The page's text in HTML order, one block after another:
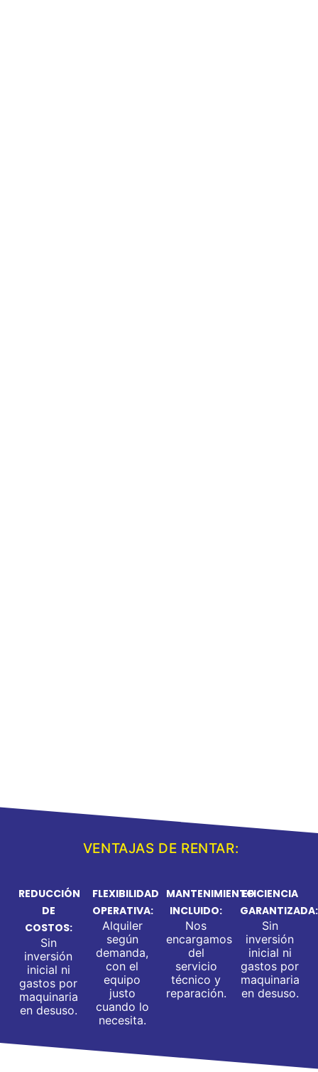
VENTAJAS DE RENTAR:
REDUCCIÓN
DE
COSTOS:
Sin
inversión
inicial ni
gastos por
maquinaria
en desuso.
FLEXIBILIDAD
OPERATIVA:
Alquiler
según
demanda,
con el
equipo
justo
cuando lo
necesita.
MANTENIMIENTO
INCLUIDO:
Nos
encargamos
del
servicio
técnico y
reparación.
EFICIENCIA
GARANTIZADA:
Sin
inversión
inicial ni
gastos por
maquinaria
en desuso.